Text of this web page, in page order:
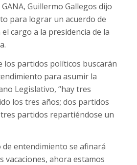
Guillermo Gallegos dijo
para lograr un acuerdo de
cargo a la presidencia de la
los partidos políticos buscarán
para asumir la
Legislativo, “hay tres
los tres años; dos partidos
partidos repartiéndose un
de entendimiento se afinará
vacaciones, ahora estamos